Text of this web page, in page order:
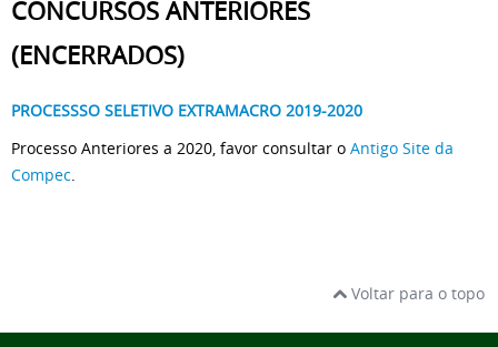
CONCURSOS ANTERIORES
(ENCERRADOS)
PROCESSSO SELETIVO EXTRAMACRO 2019-2020
Processo Anteriores a 2020, favor consultar o Antigo Site da
Compec
Voltar para o topo